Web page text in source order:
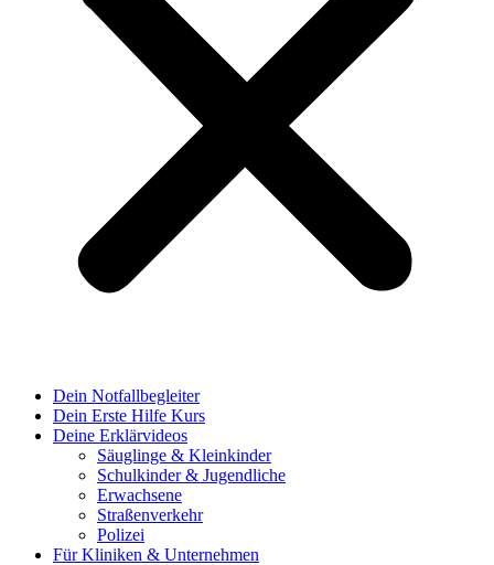
Dein Notfallbegleiter
Dein Erste Hilfe Kurs
Deine Erklärvideos
Säuglinge & Kleinkinder
Schulkinder & Jugendliche
Erwachsene
Straßenverkehr
Polizei
Für Kliniken & Unternehmen